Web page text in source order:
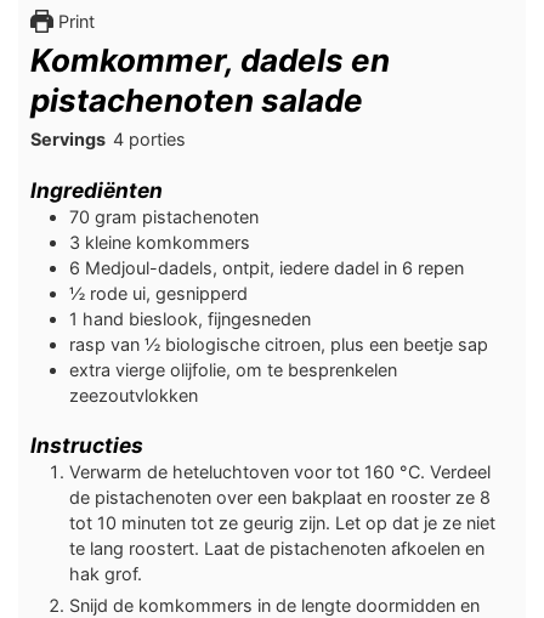
Print
Komkommer, dadels en
pistachenoten salade
Servings 4 porties
Ingrediënten
70 gram pistachenoten
3 kleine komkommers
6 Medjoul-dadels, ontpit, iedere dadel in 6 repen
½ rode ui, gesnipperd
1 hand bieslook, fijngesneden
rasp van ½ biologische citroen, plus een beetje sap
extra vierge olijfolie, om te besprenkelen
zeezoutvlokken
Instructies
Verwarm de heteluchtoven voor tot 160 °C. Verdeel
de pistachenoten over een bakplaat en rooster ze 8
tot 10 minuten tot ze geurig zijn. Let op dat je ze niet
te lang roostert. Laat de pistachenoten afkoelen en
hak grof.
Snijd de komkommers in de lengte doormidden en